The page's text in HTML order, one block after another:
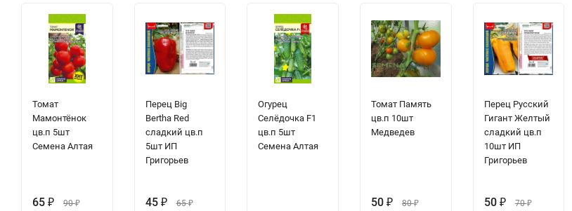
Томат
Мамонтёнок
цв.п 5шт
Семена Алтая
65 ₽ 90₽
Перец Big
Bertha Red
сладкий цв.п
5шт ИП
Григорьев
45 ₽ 65₽
Огурец
Селёдочка F1
цв.п 5шт
Семена Алтая
Томат Память
цв.п 10шт
Медведев
50 ₽ 80₽
Перец Русский
Гигант Желтый
сладкий цв.п
10шт ИП
Григорьев
50 ₽ 70₽